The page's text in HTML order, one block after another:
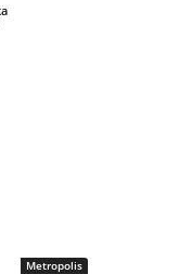
Metropolis